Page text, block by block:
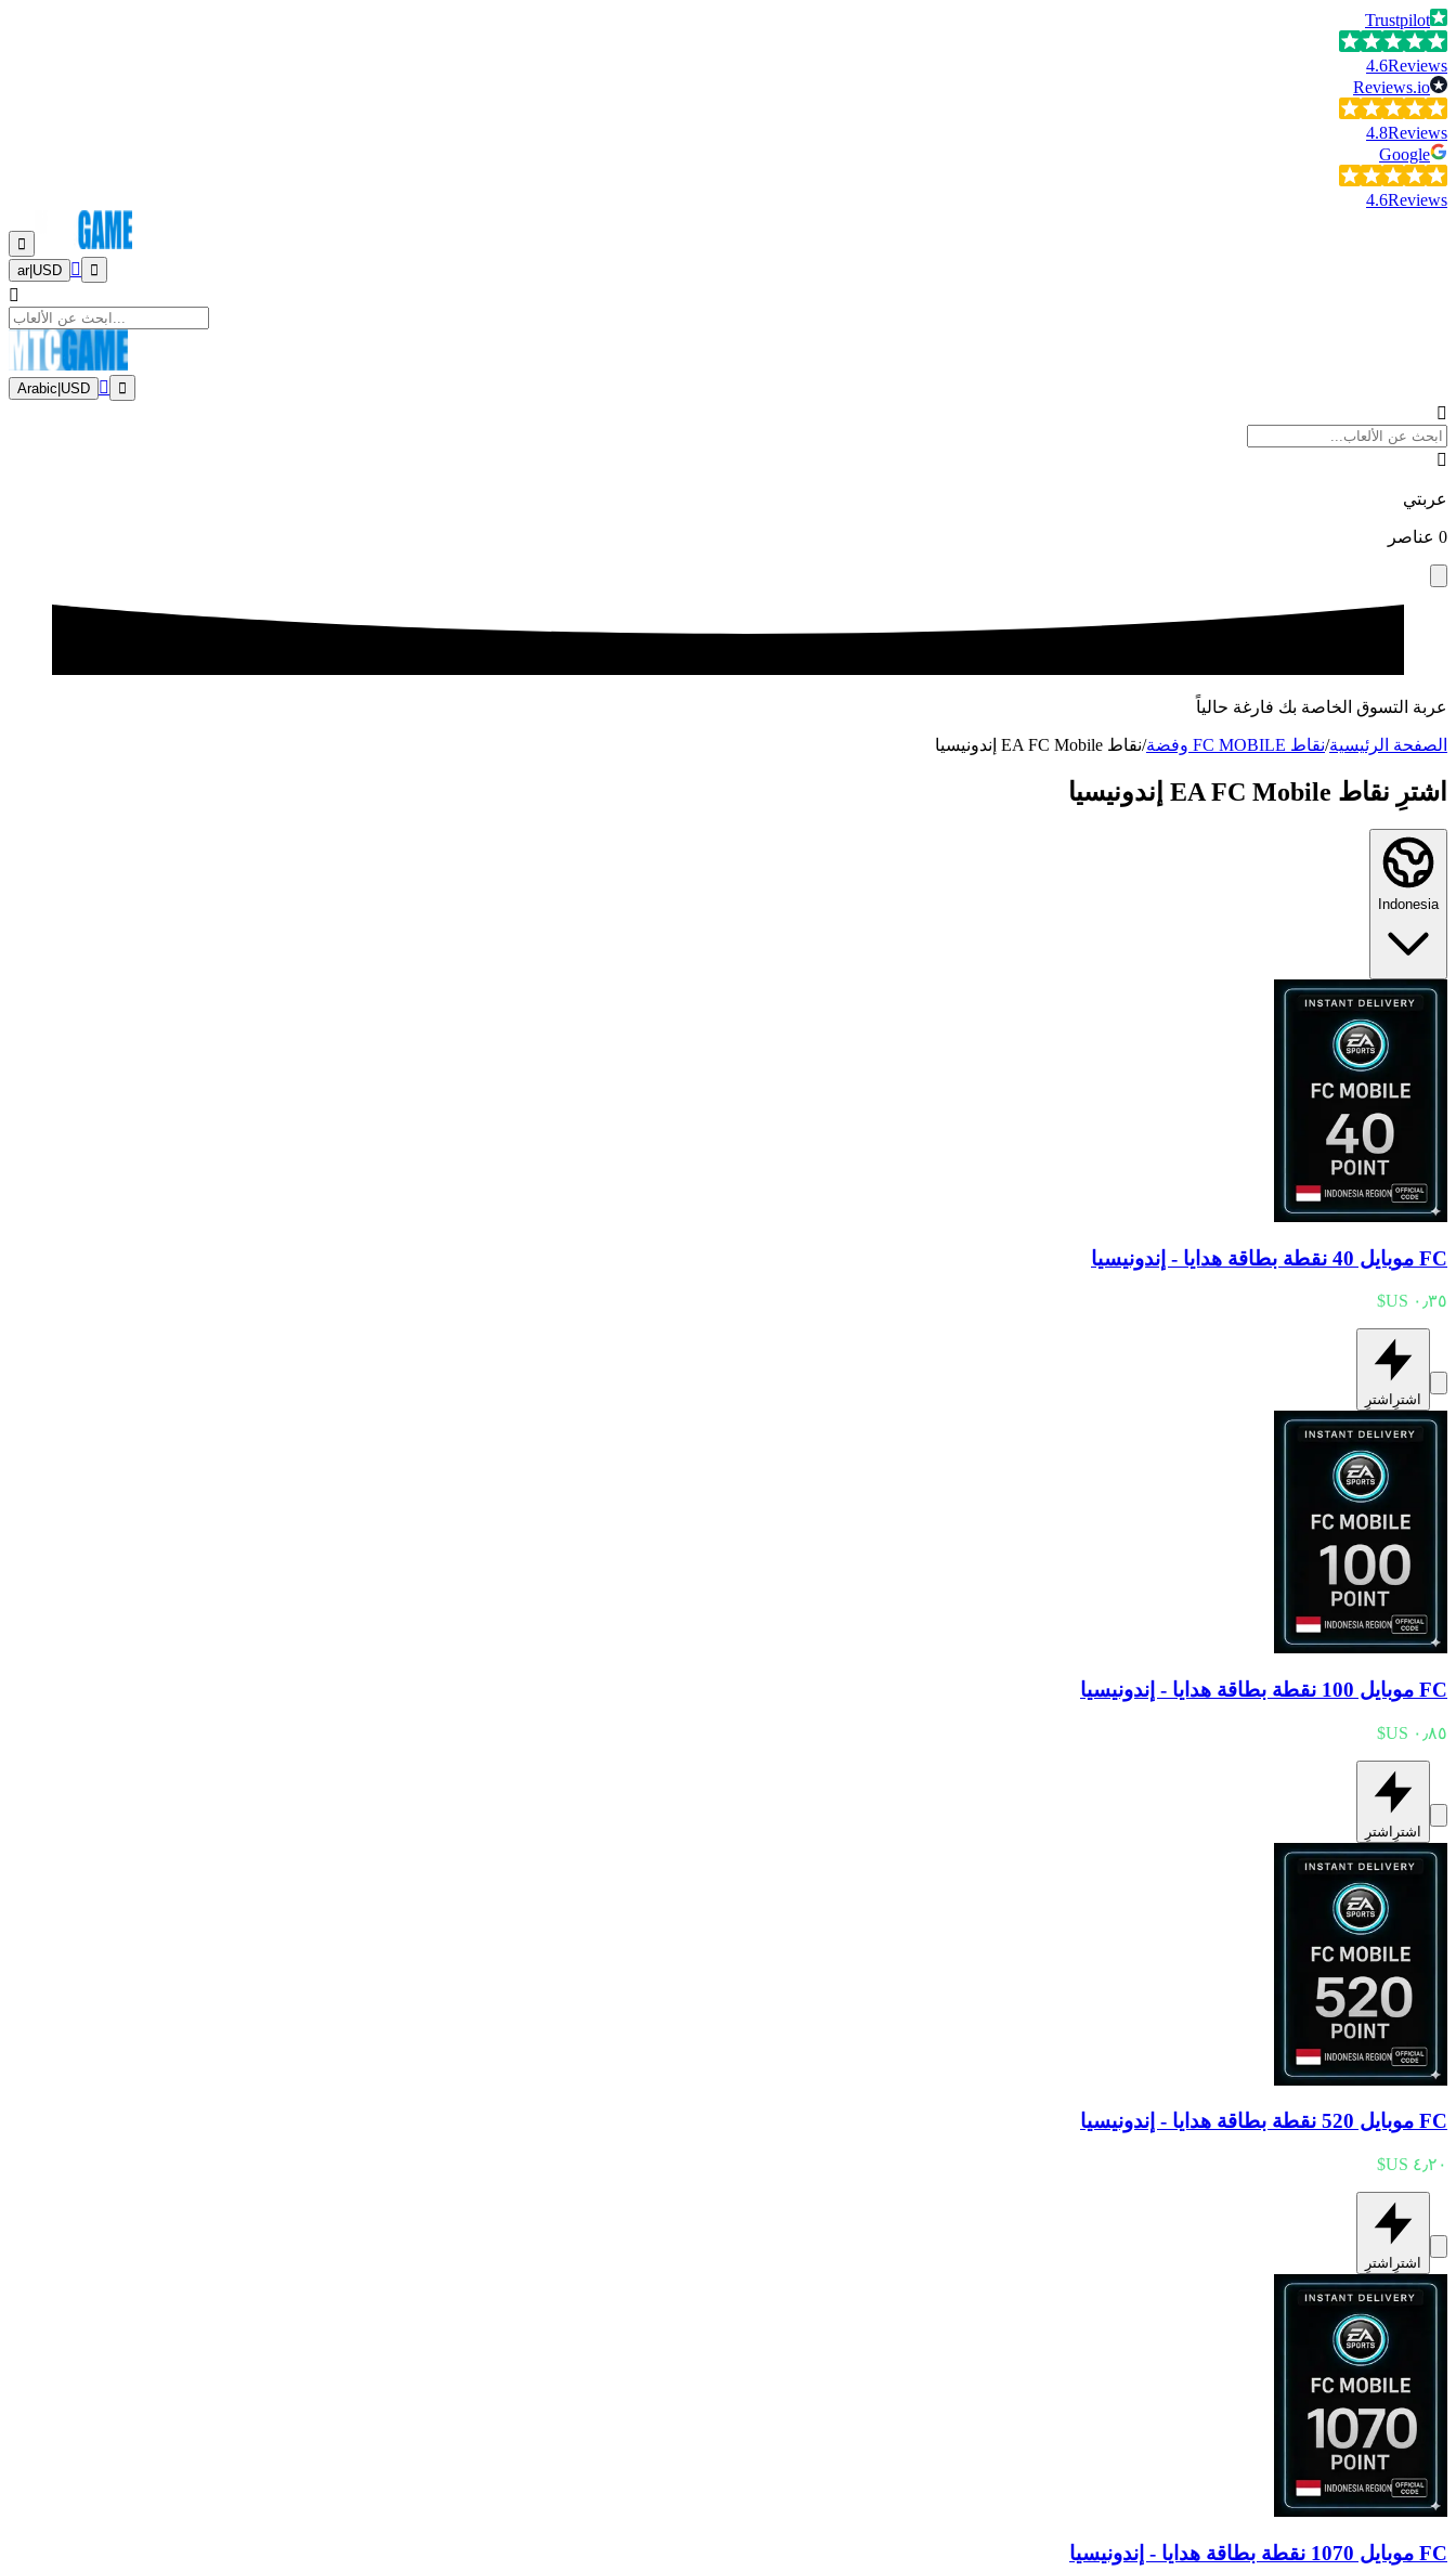
Trustpilot
4.6Reviews
Reviews.io
4.8Reviews
Google
4.6Reviews
ar| USD
Arabic USD
عربتي
0 عناصر
عربة التسوق الخاصة بك فارغة حالياً
الصفحة الرئيسية/نقاط FC MOBILE وفضة /نقاط EA FC Mobile إندونيسيا
اشترِ نقاط EA FC Mobile إندونيسيا
Indonesia
FC موبايل 40 نقطة بطاقة هدايا - إندونيسيا
اشترِ اشترِ
FC موبايل 100 نقطة بطاقة هدايا - إندونيسيا
اشترِ اشترِ
FC موبايل 520 نقطة بطاقة هدايا - إندونيسيا
اشترِ اشترِ
FC موبايل 1070 نقطة بطاقة هدايا - إندونيسيا